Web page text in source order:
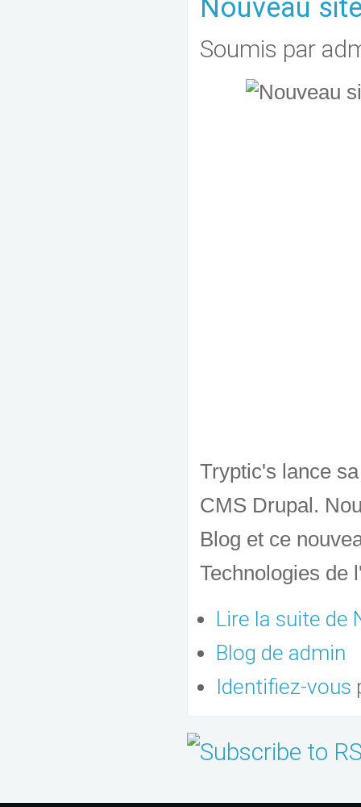
Nouveau
Soumis par
Tryptic's lance
CMS Drupal.
Blog et ce
Technologies de
Lire la suite de
Blog de admin
Identifiez-vous